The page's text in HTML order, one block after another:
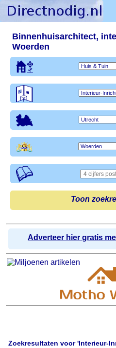
Binnenhuisarchitect,
Woerden
Toon
Adverteer hier gratis
Zoekresultaten voor 'Interieur-